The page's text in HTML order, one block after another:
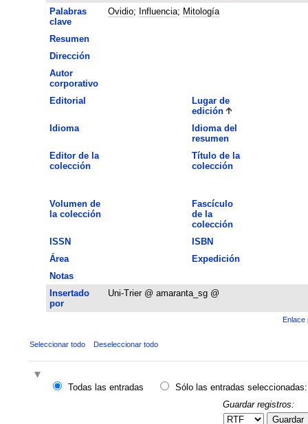
Palabras
clave
Ovidio; Influencia; Mitología
Resumen
Dirección
Autor
corporativo
Editorial
Lugar de
edición
Idioma
Idioma del
resumen
Editor de la
colección
Título de la
colección
Volumen de
la colección
Fascículo
de la
colección
ISSN
ISBN
Área
Expedición
Notas
Insertado
por
Uni-Trier @ amaranta_sg @
Enlace
Seleccionar todo Deseleccionar todo
Todas las entradas
Sólo las entradas seleccionadas:
Guardar registros:
Guardar